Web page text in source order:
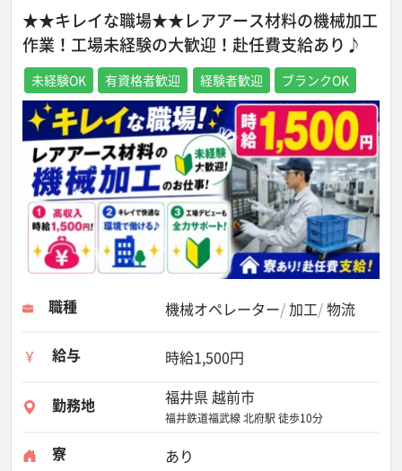
★★キレイな職場★★レアアース材料の機械加工
作業！工場未経験の大歓迎！赴任費支給あり♪
未経験OK 有資格者歓迎 経験者歓迎 ブランクOK
職種 機械オペレーター 加工 物流
給与 時給1,500円
勤務地 福井県 越前市
福井鉄道福武線 北府駅 徒歩10分
寮 あり